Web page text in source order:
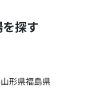
探す
山形県福島県